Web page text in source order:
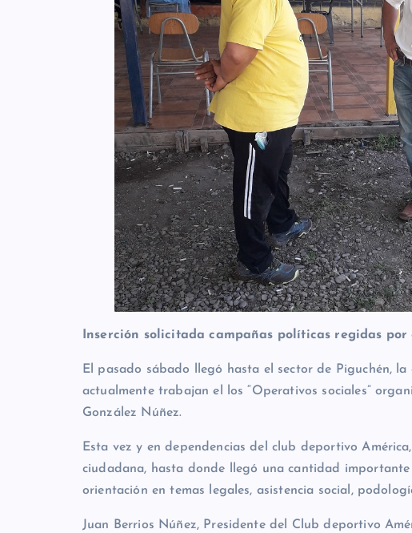
Inserción solicitada campañas políticas regidas por
El pasado sábado llegó hasta el sector de Piguchén,
actualmente trabajan el los “Operativos sociales”
González Núñez.
Esta vez y en dependencias del club deportivo
ciudadana, hasta donde llegó una cantidad
orientación en temas legales, asistencia social,
Juan Berrios Núñez, Presidente del Club deportivo